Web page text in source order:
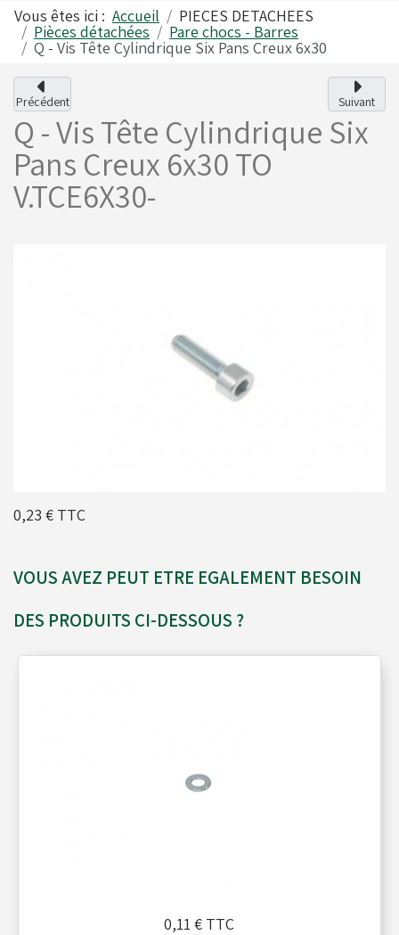
Vous êtes ici : Accueil PIECES DETACHEES
Pièces détachées Pare chocs - Barres
Q - Vis Tête Cylindrique Six Pans Creux 6x30
Précédent Suivant
Q - Vis Tête Cylindrique Six
Pans Creux 6x30TO
V.TCE6X30-
0,23 € TTC
VOUS AVEZ PEUT ETRE EGALEMENT BESOIN
DES PRODUITS CI-DESSOUS ?
0,11 € TTC
Carrosseries
Freins
Fusées & Pièces
Pédales - Cale-pieds
Alfano
Visserie - Boulonnerie
Lubrifiants